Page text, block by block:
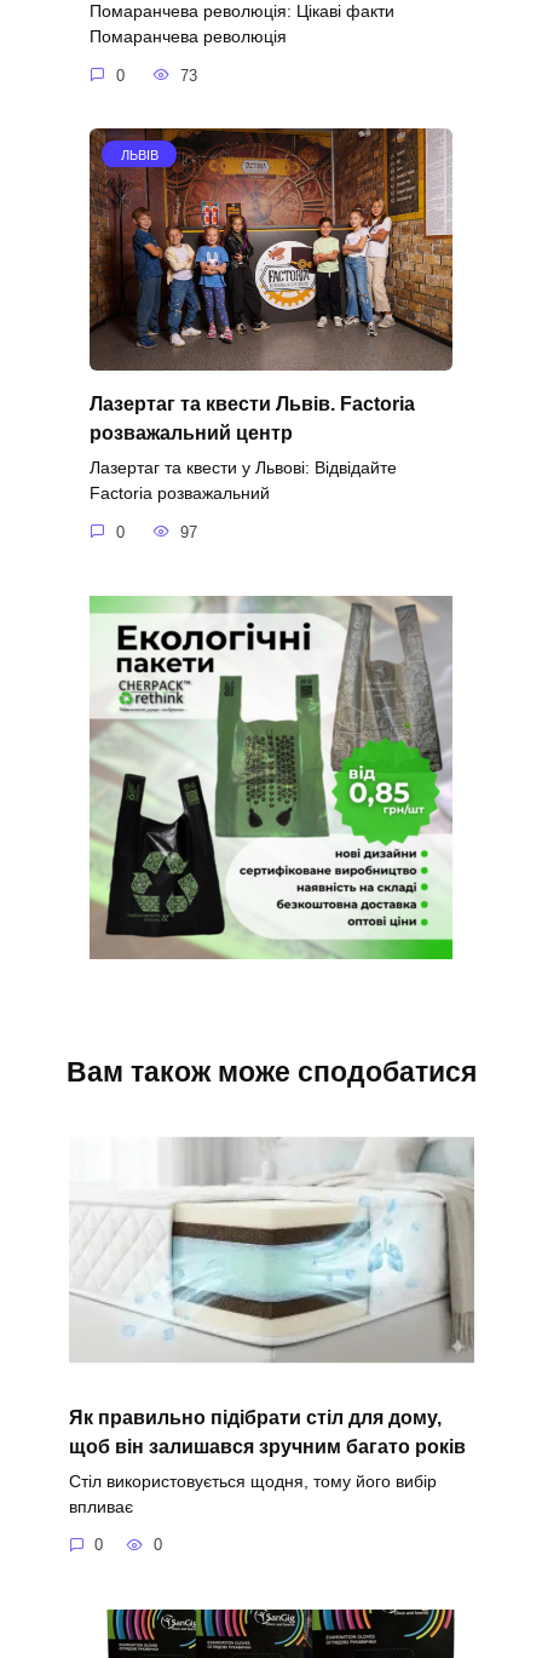
Помаранчева революція: Цікаві факти
Помаранчева революція
0 73
ЛЬВІВ
Лазертаг та квести Львів. Factoria
розважальний центр
Лазертаг та квести у Львові: Відвідайте
Factoria розважальний
0 97
Вам також може сподобатися
Як правильно підібрати стіл для дому,
щоб він залишався зручним багато років
Стіл використовується щодня, тому його вибір
впливає
0 0